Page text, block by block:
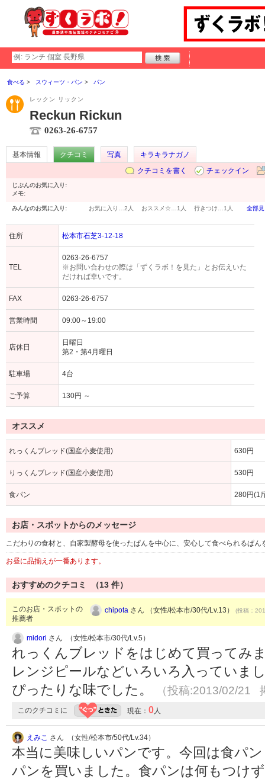
食べる スウィーツ・パン パン
レックン リックン
Reckun Rickun
0263-26-6757
基本情報 クチコミ 写真
キラキラナガノ
クチコミを書く
チェックイン
じぶんのお気に入り:
メモ:
みんなのお気に入り: お気に入り… 2人 おススメ☆… 1人 行きつけ… 1人 全部
住所 松本市石芝3-12-18
TEL
0263-26-6757
※お問い合わせの際は「ずくラボ！を見た」とお伝えいた
だければ幸いです。
FAX 0263-26-6757
営業時間 09:00～19:00
店休日
日曜日
第2・第4月曜日
駐車場 4台
ご予算 130円 ～
オススメ
れっくんブレッド(国産小麦使用) 630円
りっくんブレッド(国産小麦使用) 530円
食パン 280円(1
お店・スポットからのメッセージ
こだわりの食材と、自家製酵母を使ったぱんを中心に、安心して食べられるぱ
お昼に品揃えが一番あります。
おすすめのクチコミ （13 件）
このお店・スポットの
推薦者
chipota さん （女性/松本市/30代/Lv.13） (投稿：
midori さん （女性/松本市/30代/Lv.5）
れっくんブレッドをはじめて買ってみ
レンジピールなどいろいろ入っていま
ぴったりな味でした。
（投稿:2013/02/21
このクチコミに 現在： 0人
えみこ さん （女性/松本市/50代/Lv.34）
本当に美味しいパンです。今回は食パ
パンを買いました。食パンは何もつけ